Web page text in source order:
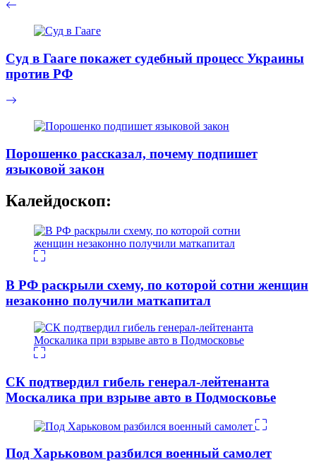
Суд в Гааге покажет судебный процесс Украины
против РФ
Порошенко рассказал, почему подпишет
языковой закон
Калейдоскоп:
В РФ раскрыли схему, по которой сотни женщин
незаконно получили маткапитал
СК подтвердил гибель генерал-лейтенанта
Москалика при взрыве авто в Подмосковье
Под Харьковом разбился военный самолет